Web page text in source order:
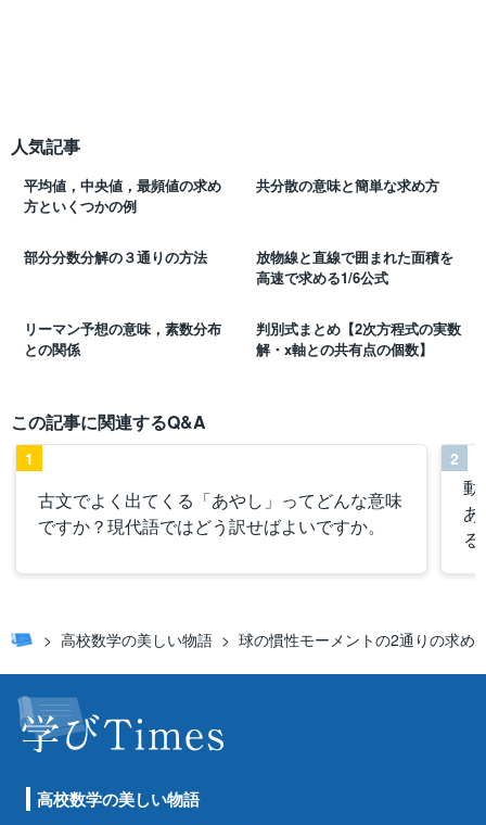
人気記事
平均値，中央値，最頻値の求め
方といくつかの例
共分散の意味と簡単な求め方
部分分数分解の３通りの方法
放物線と直線で囲まれた面積を
高速で求める1/6公式
リーマン予想の意味，素数分布
との関係
判別式まとめ【2次方程式の実数
解・x軸との共有点の個数】
この記事に関連するQ&A
古文でよく出てくる「あやし」ってどんな意味
ですか？現代語ではどう訳せばよいですか。
1
動
あ
2
高校数学の美しい物語 球の慣性モーメントの2通りの求め
高校数学の美しい物語